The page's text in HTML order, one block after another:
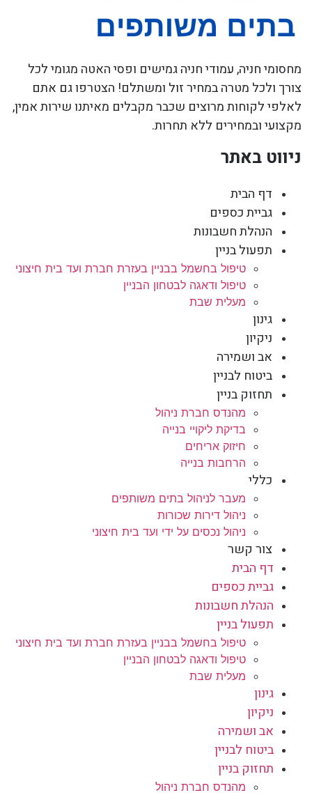
מחסומי חניה, עמודי חניה גמישים ופסי האטה מגומי לכל
צורך ולכל מטרה במחיר זול ומשתלם! הצטרפו גם אתם
לאלפי לקוחות מרוצים שכבר מקבלים מאיתנו שירות אמין,
מקצועי ובמחירים ללא תחרות.
ניווט באתר
דף הבית
גביית כספים
הנהלת חשבונות
תפעול בניין
טיפול בחשמל בבניין בעזרת חברת ועד בית חיצוני
טיפול ודאגה לבטחון הבניין
מעלית שבת
גינון
ניקיון
אב ושמירה
ביטוח לבניין
תחזוק בניין
מהנדס חברת ניהול
בדיקת ליקויי בנייה
חיזוק אריחים
הרחבות בנייה
כללי
מעבר לניהול בתים משותפים
ניהול דירות שכורות
ניהול נכסים על ידי ועד בית חיצוני
צור קשר
דף הבית
גביית כספים
הנהלת חשבונות
תפעול בניין
טיפול בחשמל בבניין בעזרת חברת ועד בית חיצוני
טיפול ודאגה לבטחון הבניין
מעלית שבת
גינון
ניקיון
אב ושמירה
ביטוח לבניין
תחזוק בניין
מהנדס חברת ניהול